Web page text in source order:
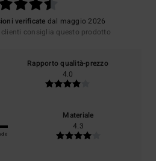
verificate dal maggio 2026
clienti consiglia questo prodotto
Rapporto qualità-prezzo
4.0
Materiale
4.3